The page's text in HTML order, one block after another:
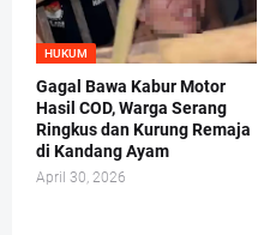
HUKUM
Gagal Bawa Kabur Motor
Hasil COD, Warga Serang
Ringkus dan Kurung Remaja
di Kandang Ayam
April 30, 2026